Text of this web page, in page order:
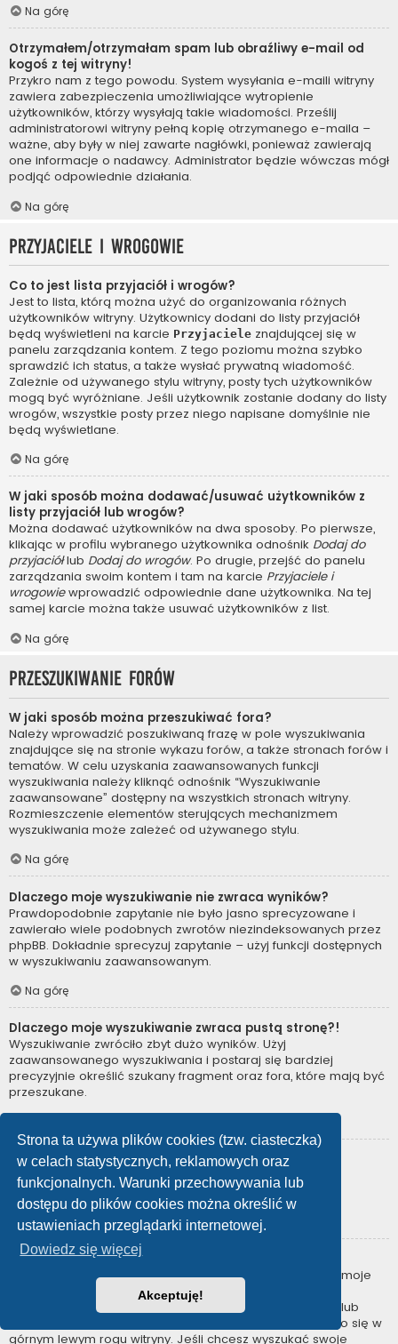
Strona ta używa plików cookies (tzw. ciasteczka)
w celach statystycznych, reklamowych oraz
funkcjonalnych. Warunki przechowywania lub
dostępu do plików cookies można określić w
ustawieniach przeglądarki internetowej.
Dowiedz się więcej
Akceptuję!
Na górę
Otrzymałem/otrzymałam spam lub obraźliwy e-mail od
kogoś z tej witryny!
Przykro nam z tego powodu. System wysyłania e-maili witryny
zawiera zabezpieczenia umożliwiające wytropienie
użytkowników, którzy wysyłają takie wiadomości. Prześlij
administratorowi witryny pełną kopię otrzymanego e-maila –
ważne, aby były w niej zawarte nagłówki, ponieważ zawierają
one informacje o nadawcy. Administrator będzie wówczas mógł
podjąć odpowiednie działania.
Na górę
Przyjaciele i wrogowie
Co to jest lista przyjaciół i wrogów?
Jest to lista, którą można użyć do organizowania różnych
użytkowników witryny. Użytkownicy dodani do listy przyjaciół
będą wyświetleni na karcie Przyjaciele znajdującej się w
panelu zarządzania kontem. Z tego poziomu można szybko
sprawdzić ich status, a także wysłać prywatną wiadomość.
Zależnie od używanego stylu witryny, posty tych użytkowników
mogą być wyróżniane. Jeśli użytkownik zostanie dodany do listy
wrogów, wszystkie posty przez niego napisane domyślnie nie
będą wyświetlane.
Na górę
W jaki sposób można dodawać/usuwać użytkowników z
listy przyjaciół lub wrogów?
Można dodawać użytkowników na dwa sposoby. Po pierwsze,
klikając w profilu wybranego użytkownika odnośnik Dodaj do
przyjaciółlub Dodaj do wrogów. Po drugie, przejść do panelu
zarządzania swoim kontem i tam na karcie Przyjaciele i
wrogowiewprowadzić odpowiednie dane użytkownika. Na tej
samej karcie można także usuwać użytkowników z list.
Na górę
Przeszukiwanie forów
W jaki sposób można przeszukiwać fora?
Należy wprowadzić poszukiwaną frazę w pole wyszukiwania
znajdujące się na stronie wykazu forów, a także stronach forów i
tematów. W celu uzyskania zaawansowanych funkcji
wyszukiwania należy kliknąć odnośnik “Wyszukiwanie
zaawansowane” dostępny na wszystkich stronach witryny.
Rozmieszczenie elementów sterujących mechanizmem
wyszukiwania może zależeć od używanego stylu.
Na górę
Dlaczego moje wyszukiwanie nie zwraca wyników?
Prawdopodobnie zapytanie nie było jasno sprecyzowane i
zawierało wiele podobnych zwrotów niezindeksowanych przez
phpBB. Dokładnie sprecyzuj zapytanie – użyj funkcji dostępnych
w wyszukiwaniu zaawansowanym.
Na górę
Dlaczego moje wyszukiwanie zwraca pustą stronę?!
Wyszukiwanie zwróciło zbyt dużo wyników. Użyj
zaawansowanego wyszukiwania i postaraj się bardziej
precyzyjnie określić szukany fragment oraz fora, które mają być
przeszukane.
Jak można wyszukać użytkowników?
Przejdź na stronę “Użytkownicy” i kliknij odnośnik “Znajdź
użytkownika”.
Na górę
W jaki sposób można znaleźć swoje posty i tematy?
Swoje posty można znaleźć, klikając odnośnik “Wyświetl moje
posty” znajdujący się w panelu zarządzania kontem lub
odnośnik “Posty użytkownika” na stronie swojego profilu lub
wybierając „Twoje posty” z menu „Więcej…” znajdującego się w
górnym lewym rogu witryny. Jeśli chcesz wyszukać swoje